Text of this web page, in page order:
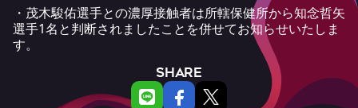
・茂木駿佑選手との濃厚接触者は所轄保健所から知念哲矢
選手1名と判断されましたことを併せてお知らせいたしま
す。
SHARE